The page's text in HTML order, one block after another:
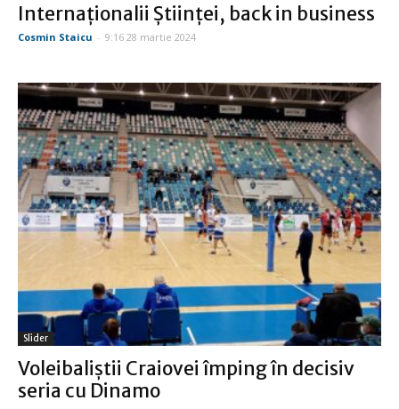
Internaţionalii Ştiinţei, back in business
Cosmin Staicu - 9:16 28 martie 2024
Slider
Voleibaliştii Craiovei împing în decisiv
seria cu Dinamo